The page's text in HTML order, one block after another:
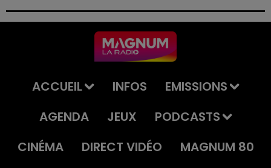
permis et la confiscation de son véhicule.
ACCUEIL INFOS
EMISSIONS
AGENDA
JEUX
PODCASTS
CINÉMA
DIRECT VIDÉO
MAGNUM 80